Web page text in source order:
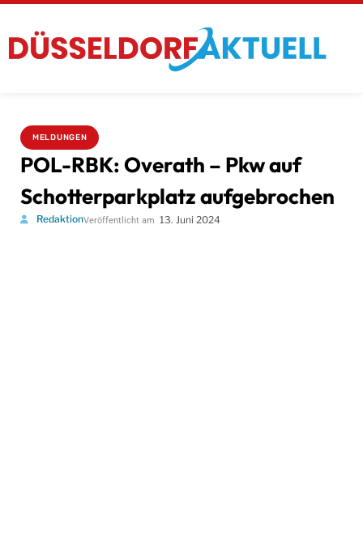
MELDUNGEN
POL-RBK: Overath – Pkw auf
Schotterparkplatz aufgebrochen
RedaktionVeröffentlicht am 13. Juni 2024